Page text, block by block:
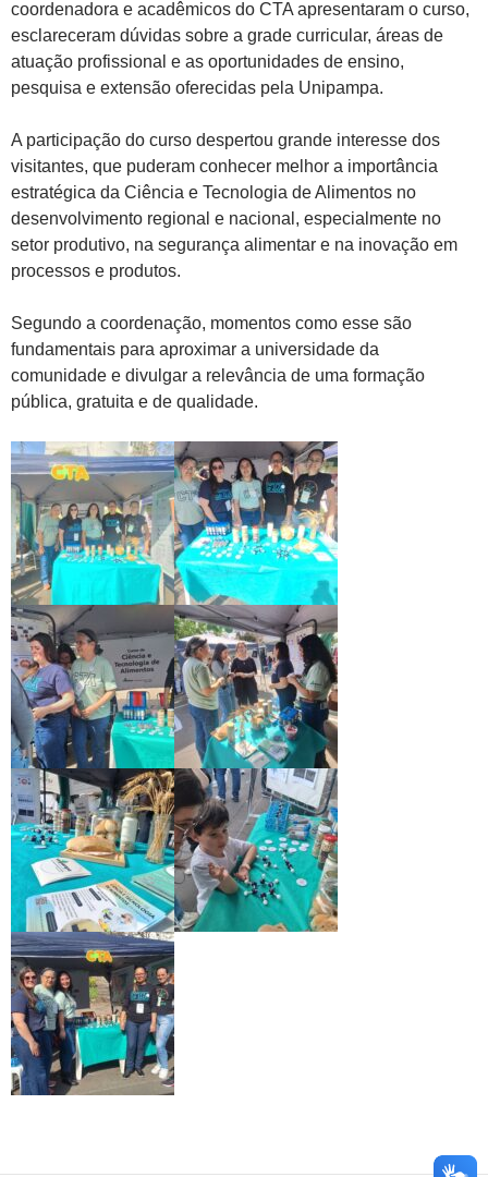
coordenadora e acadêmicos do CTA apresentaram o curso,
esclareceram dúvidas sobre a grade curricular, áreas de
atuação profissional e as oportunidades de ensino,
pesquisa e extensão oferecidas pela Unipampa.
A participação do curso despertou grande interesse dos
visitantes, que puderam conhecer melhor a importância
estratégica da Ciência e Tecnologia de Alimentos no
desenvolvimento regional e nacional, especialmente no
setor produtivo, na segurança alimentar e na inovação em
processos e produtos.
Segundo a coordenação, momentos como esse são
fundamentais para aproximar a universidade da
comunidade e divulgar a relevância de uma formação
pública, gratuita e de qualidade.